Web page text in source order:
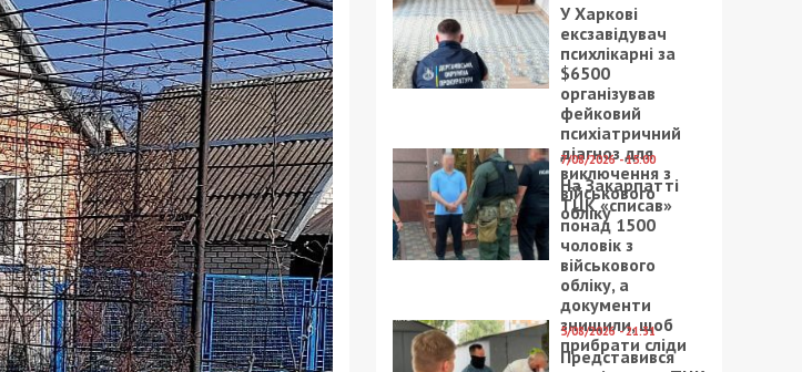
У Харкові
ексзавідувач
психлікарні за
$6500
організував
фейковий
психіатричний
діагноз для
виключення з
військового
обліку
7/08/2026 - 15:00
На Закарпатті
ТЦК «списав»
понад 1500
чоловік з
військового
обліку, а
документи
знищили, щоб
прибрати сліди
5/08/2026 - 21:31
Представився